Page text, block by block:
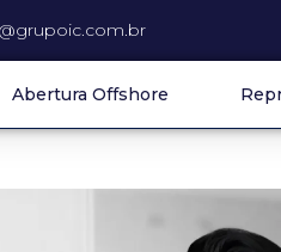
Abertura Offshore